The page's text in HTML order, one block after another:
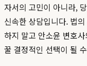
자서의 고민이 아니라,
신속한 상담입니다. 법
하지 말고 안소윤 변호
꿀 결정적인 선택이 될